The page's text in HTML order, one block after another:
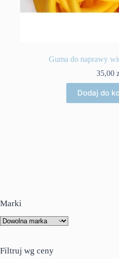
Guma do naprawy
35,00
Dodaj do
Marki
Filtruj wg ceny